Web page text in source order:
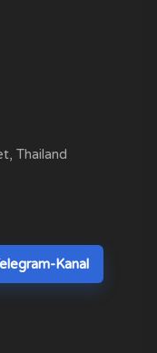
Thailand
Kanal